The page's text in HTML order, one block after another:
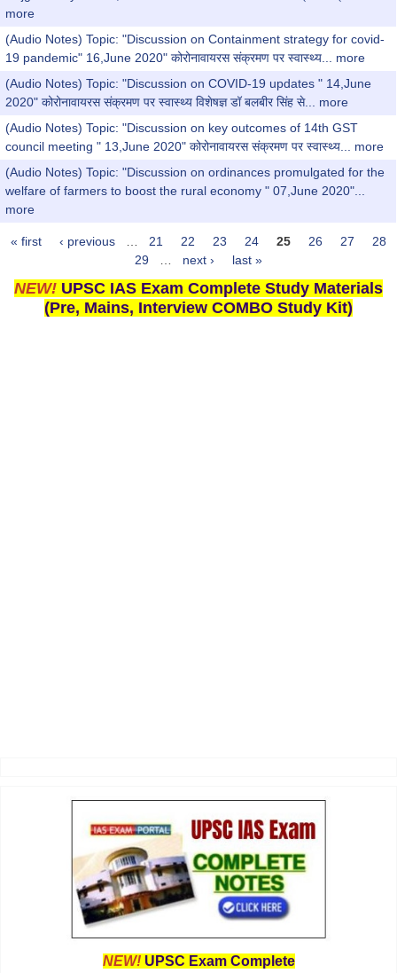
more
(Audio Notes) Topic: "Discussion on Containment strategy for covid-
19 pandemic" 16,June 2020" कोरोनावायरस संक्रमण पर स्वास्थ्य...
more
(Audio Notes) Topic: "Discussion on COVID-19 updates " 14,June
2020" कोरोनावायरस संक्रमण पर स्वास्थ्य विशेषज्ञ डॉ बलबीर सिंह से...
more
(Audio Notes) Topic: "Discussion on key outcomes of 14th GST
council meeting " 13,June 2020" कोरोनावायरस संक्रमण पर स्वास्थ्य...
more
(Audio Notes) Topic: "Discussion on ordinances promulgated for the
welfare of farmers to boost the rural economy " 07,June 2020"...
more
Pages
« first ‹ previous 21 22 23 24 25 26 27
28
29
next › last »
NEW! UPSC IAS Exam Complete Study Materials
(Pre, Mains, Interview COMBO Study Kit)
NEW! UPSC Exam Complete